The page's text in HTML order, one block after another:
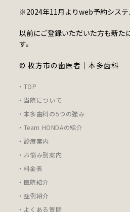
※2024年11月よりweb予約システ
以前にご登録いただいた方も新た
す。
© 枚方市の歯医者｜本多歯科
・TOP
・当院について
・本多歯科の5つの強み
・Team HONDAの紹介
・診療案内
・お悩み別案内
・料金表
・医院紹介
・症例紹介
・よくある質問